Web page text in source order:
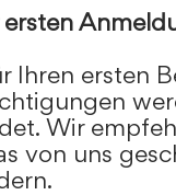
Ihren ersten
Wir
von uns